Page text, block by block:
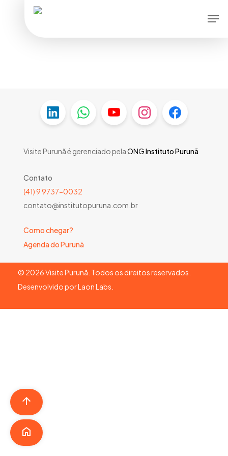
Visite Purunã é gerenciado pelaONGInstituto Purunã
Contato
(41) 9 9737-0032
contato@institutopuruna.com.br
Como chegar?
Agenda do Purunã
© 2026Visite Purunã. Todos os direitos reservados.
Desenvolvido porLaon Labs